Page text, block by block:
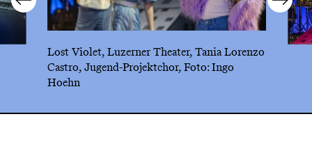
Lost Violet, Luzerner Theater, Tania Lorenzo
Castro, Jugend-Projektchor, Foto: Ingo
Hoehn